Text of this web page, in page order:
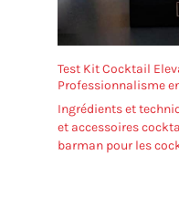
Test Kit Cocktail
Professionnalisme
Ingrédients et
et accessoires
barman pour les